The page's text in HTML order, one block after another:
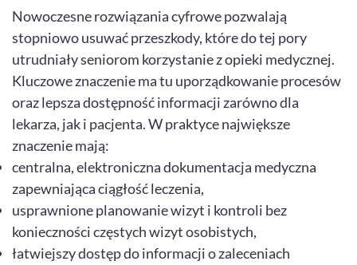
Nowoczesne rozwiązania cyfrowe pozwalają
stopniowo usuwać przeszkody, które do tej pory
utrudniały seniorom korzystanie z opieki medycznej.
Kluczowe znaczenie ma tu uporządkowanie procesów
oraz lepsza dostępność informacji zarówno dla
lekarza, jak i pacjenta. W praktyce największe
znaczenie mają:
centralna, elektroniczna dokumentacja medyczna
zapewniająca ciągłość leczenia,
usprawnione planowanie wizyt i kontroli bez
konieczności częstych wizyt osobistych,
łatwiejszy dostęp do informacji o zaleceniach